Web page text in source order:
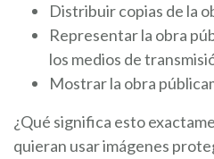
Distribuir copias de la
Representar la obra
los medios de
Mostrar la obra
¿Qué significa esto
quieran usar imágenes